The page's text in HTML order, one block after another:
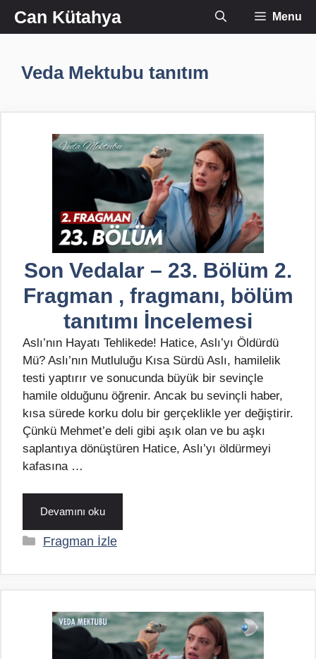
İçeriğe
atlaCan Kütahya Menu
Veda Mektubu tanıtım
Son Vedalar – 23. Bölüm 2.
Fragman , fragmanı, bölüm
tanıtımı İncelemesi
Aslı’nın Hayatı Tehlikede! Hatice, Aslı’yı Öldürdü
Mü? Aslı’nın Mutluluğu Kısa Sürdü Aslı, hamilelik
testi yaptırır ve sonucunda büyük bir sevinçle
hamile olduğunu öğrenir. Ancak bu sevinçli haber,
kısa sürede korku dolu bir gerçeklikle yer değiştirir.
Çünkü Mehmet’e deli gibi aşık olan ve bu aşkı
saplantıya dönüştüren Hatice, Aslı’yı öldürmeyi
kafasına …
Devamını oku
Kategoriler
Fragman İzle